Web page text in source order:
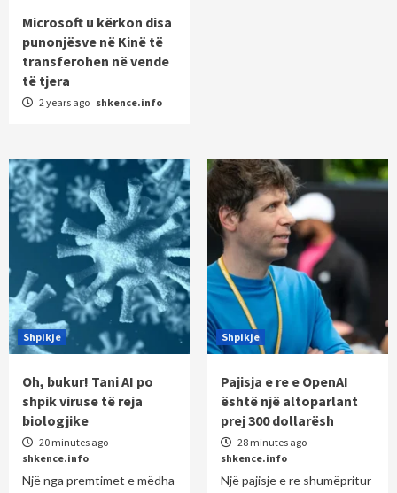
Microsoft u kërkon disa
punonjësve në Kinë të
transferohen në vende
të tjera
2 years ago shkence.info
Shpikje
Oh, bukur! Tani AI po
shpik viruse të reja
biologjike
20 minutes ago
shkence.info
Një nga premtimet e mëdha
Shpikje
Pajisja e re e OpenAI
është një altoparlant
prej 300 dollarësh
28 minutes ago
shkence.info
Një pajisje e re shumëpritur